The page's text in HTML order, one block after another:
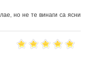
но не те винаги са ясни